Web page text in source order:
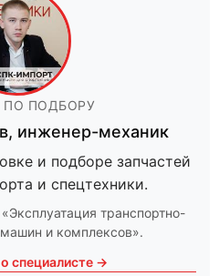
ПО ПОДБОРУ
, инженер-механик
и подборе запчастей
и спецтехники.
«Эксплуатация транспортно-
и комплексов».
специалисте →